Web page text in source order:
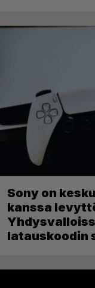
Sony on
kanssa
latauskoodin